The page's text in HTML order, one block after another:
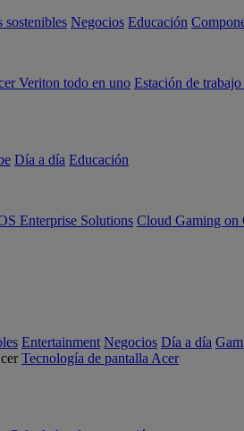
sostenibles Negocios Educación
Veriton todo en uno Estación de
Día a día Educación
Enterprise Solutions Cloud Gaming on
Entertainment Negocios Día a día
Tecnología de pantalla Acer